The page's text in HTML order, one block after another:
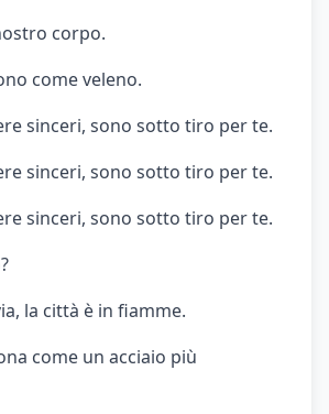
corpo.
come veleno.
sinceri, sono sotto tiro per te.
sinceri, sono sotto tiro per te.
sinceri, sono sotto tiro per te.
la città è in fiamme.
come un acciaio più